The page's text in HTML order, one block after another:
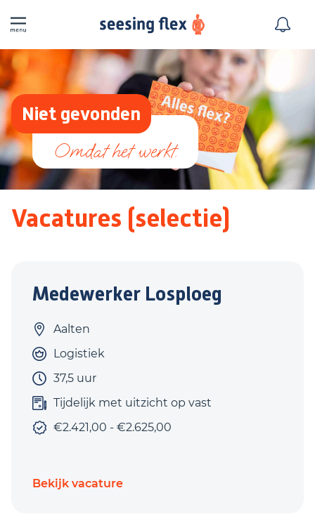
Niet gevonden
Vacatures (selectie)
Medewerker Losploeg
Aalten
Logistiek
37,5 uur
Tijdelijk met uitzicht op vast
€2.421,00 - €2.625,00
Bekijk vacature